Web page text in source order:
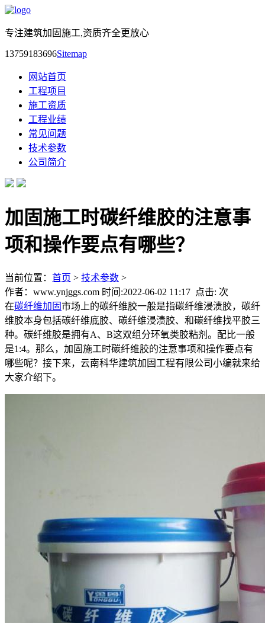
专注建筑加固施工,资质齐全更放心
13759183696Sitemap
网站首页
工程项目
施工资质
工程业绩
常见问题
技术参数
公司简介
加固施工时碳纤维胶的注意事
项和操作要点有哪些？
当前位置： 首页 > 技术参数 >
作者：www.ynjggs.com 时间:2022-06-02 11:17 点击: 次
在碳纤维加固市场上的碳纤维胶一般是指碳纤维浸渍胶，碳纤
维胶本身包括碳纤维底胶、碳纤维浸渍胶、和碳纤维找平胶三
种。碳纤维胶是拥有A、B这双组分环氧类胶粘剂。配比一般
是1:4。那么，加固施工时碳纤维胶的注意事项和操作要点有
哪些呢？接下来，云南科华建筑加固工程有限公司小编就来给
大家介绍下。